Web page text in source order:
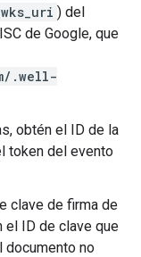
) del
de Google, que
.well-
obtén el ID de la
token del evento
clave de firma de
el ID de clave que
documento no